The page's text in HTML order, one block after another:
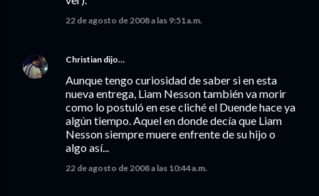
22 de agosto de 2008 a las 9:51 a.m.
Christian dijo…
Aunque tengo curiosidad de saber si en esta
nueva entrega, Liam Nesson también va morir
como lo postuló en ese cliché el Duende hace ya
algún tiempo. Aquel en donde decía que Liam
Nesson siempre muere enfrente de su hijo o
algo así...
22 de agosto de 2008 a las 10:44 a.m.